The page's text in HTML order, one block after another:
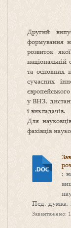
Другий
формування
розвиток
та основних
сучасних
у ВНЗ,
і викладачів.
Для
фахівців
:
Пед. думка,
Завантажено: